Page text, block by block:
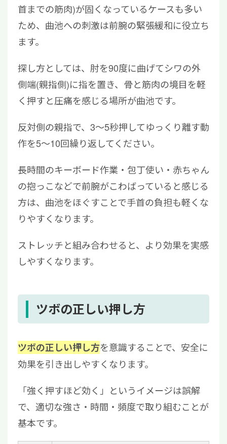
首までの筋肉)が固くなっているケースも多い
ため、曲池への刺激は前腕の緊張緩和に役立ち
ます。
探し方としては、肘を90度に曲げてシワの外
側端(親指側)に指を置き、骨と筋肉の境目を軽
く押すと圧痛を感じる場所が曲池です。
反対側の親指で、3〜5秒押してゆっくり離す動
作を5〜10回繰り返してください。
長時間のキーボード作業・包丁使い・赤ちゃん
の抱っこなどで前腕がこわばっていると感じる
方は、曲池をほぐすことで手首の負担も軽くな
りやすくなります。
ストレッチと組み合わせると、より効果を実感
しやすくなります。
ツボの正しい押し方
ツボの正しい押し方を意識することで、安全に
効果を引き出しやすくなります。
「強く押すほど効く」というイメージは誤解
で、適切な強さ・時間・頻度で取り組むことが
基本です。